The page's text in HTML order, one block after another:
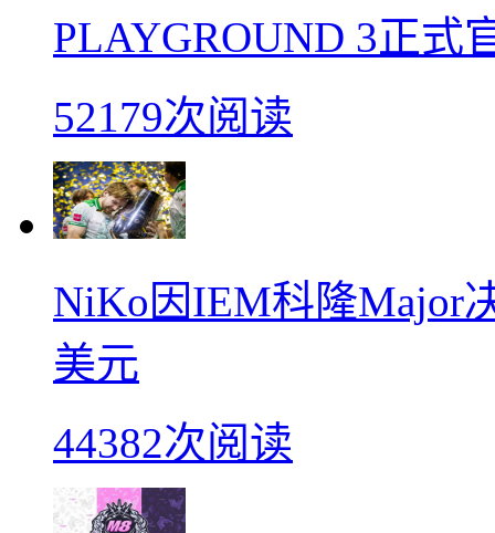
PLAYGROUND 3正式
52179次阅读
NiKo因IEM科隆Major
美元
44382次阅读